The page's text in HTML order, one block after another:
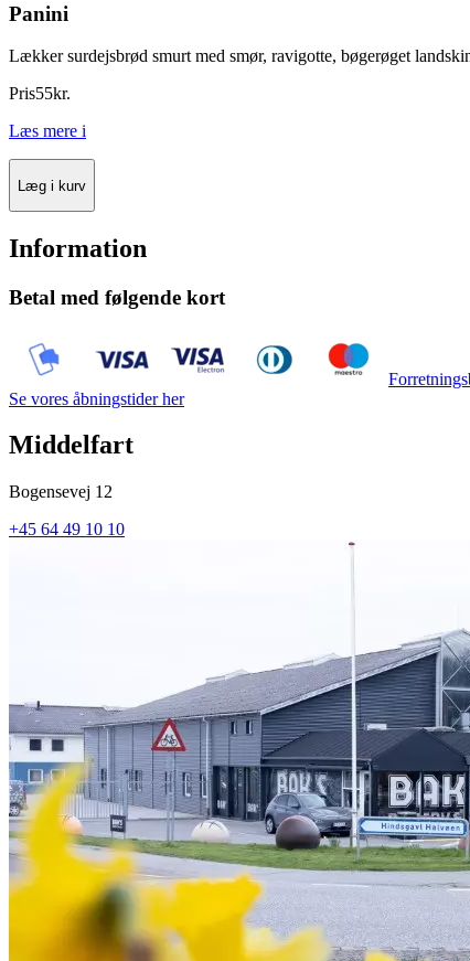
Panini
Lækker surdejsbrød smurt med smør, ravigotte, bøgerøget
Pris55kr.
Læs mere i
Læg i kurv
Information
Betal med følgende kort
Se vores åbningstider her
Middelfart
Bogensevej 12
+45 64 49 10 10